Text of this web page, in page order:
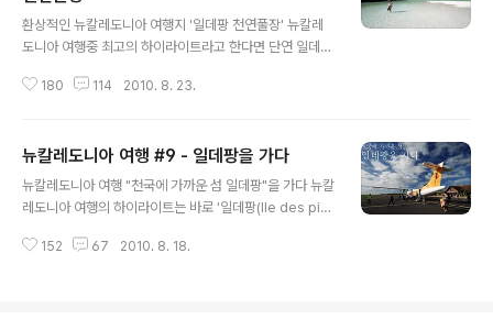
환상적인 뉴칼레도니아 여행지 '일데팡 천연풀장' 뉴칼레
도니아 여행중 최고의 하이라이트라고 한다면 단연 일데팡
자연 방파제 역활을 하면서 파도를 막아주기 때문에 오로
들어와 천연풀장을 형성하는데 형형색색의 열대어들이 노
닐고 있어 마치 거대한 아쿠아리움에서 헤엄치는 착각마저
든답니다. ^^ 고요한 적막을 깨고 강줄기를 따라가면 눈앞
아에서 가장 유명한 관광지인데도 깨끗하게 보존이 되어
180 114 2010. 8. 23.
뉴칼레도니아 여행 #9 - 일데팡을 가다
뉴칼레도니아 여행 "천국에 가까운 섬 일데팡"을 가다 뉴칼
레도니아 여행의 하이라이트는 바로 '일데팡(Ile des pin
휴양지인 일데팡은 누메아에서 비행기로 20분 정도, 선박
152 67 2010. 8. 18.